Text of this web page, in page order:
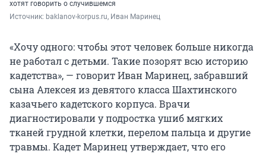
хотят говорить о случившемся
Источник: baklanov-korpus.ru, Иван Маринец
«Хочу одного: чтобы этот человек больше никогда
не работал с детьми. Такие позорят всю историю
кадетства», — говорит Иван Маринец, забравший
сына Алексея из девятого класса Шахтинского
казачьего кадетского корпуса. Врачи
диагностировали у подростка ушиб мягких
тканей грудной клетки, перелом пальца и другие
травмы. Кадет Маринец утверждает, что его